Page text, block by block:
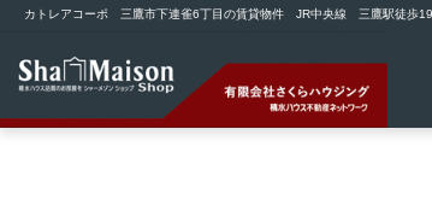
カトレアコーポ 三鷹市下連雀6丁目の賃貸物件 JR中央線 三鷹駅徒歩